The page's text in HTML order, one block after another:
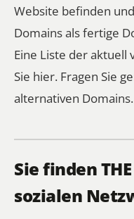
Website befinden
Domains als fertige
Eine Liste der aktuell
Sie hier. Fragen Sie
alternativen Domains.
Sie finden
sozialen